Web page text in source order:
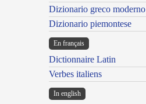
Dizionario greco moderno
Dizionario piemontese
En français
Dictionnaire Latin
Verbes italiens
In english